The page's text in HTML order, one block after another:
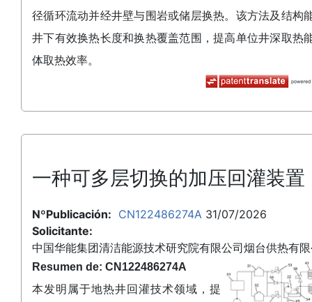
径循环流动并经井壁与围岩或储层换热。该方法及结构
井下有效换热长度和换热覆盖范围，提高单位井深取热
体取热效率。
一种可多层切换的加压回灌装置
NºPublicación: CN122486274A 31/07/2026
Solicitante:
中国华能集团清洁能源技术研究院有限公司烟台供热有
Resumen de: CN122486274A
本发明属于地热井回灌技术领域，提